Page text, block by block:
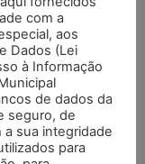
com a
aos
Dados (Lei
à Informação
de dados da
seguro, de
sua integridade
para